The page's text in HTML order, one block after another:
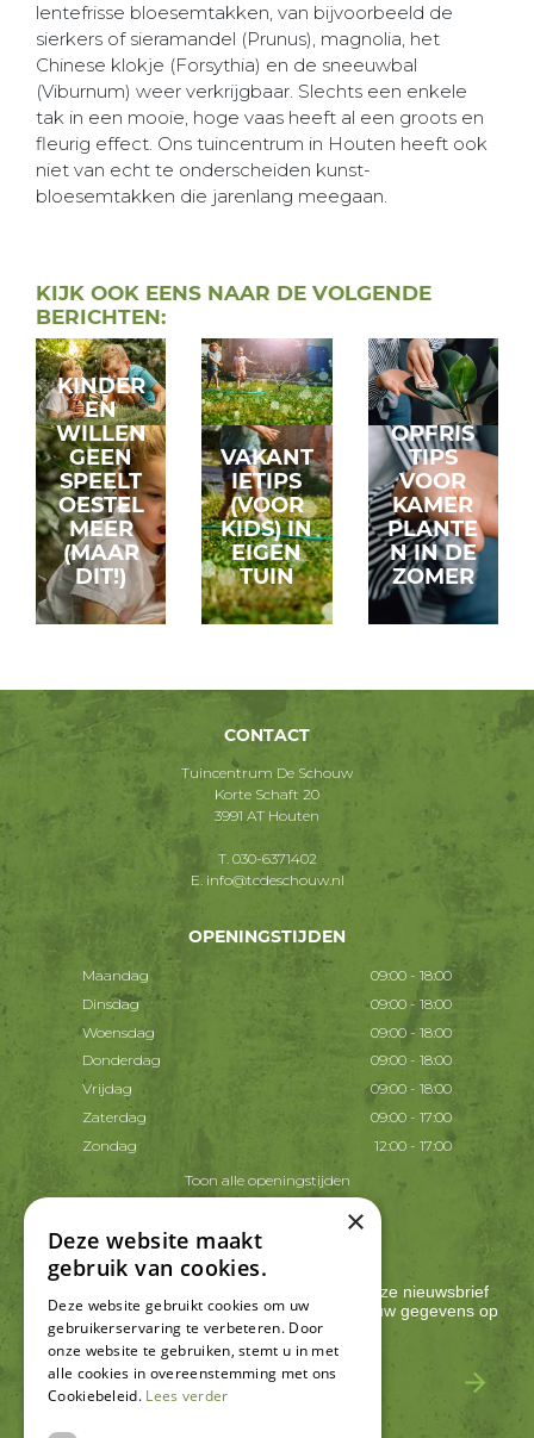
lentefrisse bloesemtakken, van bijvoorbeeld de
sierkers of sieramandel (Prunus), magnolia, het
Chinese klokje (Forsythia) en de sneeuwbal
(Viburnum) weer verkrijgbaar. Slechts een enkele
tak in een mooie, hoge vaas heeft al een groots en
fleurig effect. Ons tuincentrum in Houten heeft ook
niet van echt te onderscheiden kunst-
bloesemtakken die jarenlang meegaan.
KIJK OOK EENS NAAR DE VOLGENDE
BERICHTEN:
KINDER
EN
WILLEN
GEEN
SPEELT
OESTEL
MEER
(MAAR
DIT!)
VAKANT
IETIPS
(VOOR
KIDS) IN
EIGEN
TUIN
OPFRIS
TIPS
VOOR
KAMER
PLANTE
N IN DE
ZOMER
CONTACT
Tuincentrum De Schouw
Korte Schaft 20
3991 AT Houten
T. 030-6371402
E. info@tcdeschouw.nl
OPENINGSTIJDEN
Maandag
09:00 - 18:00
Dinsdag
09:00 - 18:00
Woensdag
09:00 - 18:00
Donderdag
09:00 - 18:00
Vrijdag
09:00 - 18:00
Zaterdag
09:00 - 17:00
Zondag
12:00 - 17:00
Toon alle openingstijden
AANMELDEN NIEUWSBRIEF
Ontvang ongeveer één keer per 2 weken onze nieuwsbrief
met acties, nieuws & activiteiten! We slaan jouw gegevens op
conform onzeprivacy policy
×
Deze website maakt
gebruik van cookies.
Deze website gebruikt cookies om uw
gebruikerservaring te verbeteren. Door
onze website te gebruiken, stemt u in met
alle cookies in overeenstemming met ons
Cookiebeleid. Lees verder